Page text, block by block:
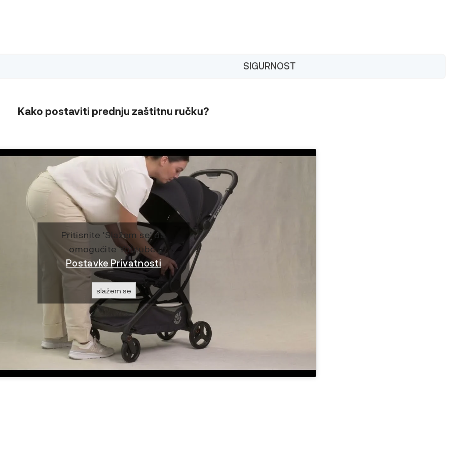
SIGURNOST
Kako postaviti prednju zaštitnu ručku?
Pritisnite 'Slažem se' da
omogućite Youtube
Postavke Privatnosti
slažem se